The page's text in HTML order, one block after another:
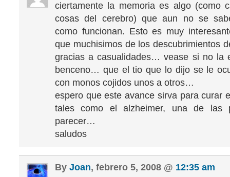
ciertamente la memoria es algo (como
cosas del cerebro) que aun no se
como funcionan. Esto es muy
que muchisimos de los descubrimientos
gracias a casualidades… vease si no la
benceno… que el tio que lo dijo se le
con monos cojidos unos a otros…
espero que este avance sirva para curar
tales como el alzheimer, una de las
parecer…
saludos
By Joan, febrero 5, 2008 @ 12:35 am